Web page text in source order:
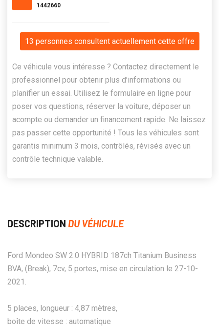
1442660
13 personnes consultent actuellement cette offre
Ce véhicule vous intéresse ? Contactez directement le
professionnel pour obtenir plus d’informations ou
planifier un essai. Utilisez le formulaire en ligne pour
poser vos questions, réserver la voiture, déposer un
acompte ou demander un financement rapide. Ne laissez
pas passer cette opportunité ! Tous les véhicules sont
garantis minimum 3 mois, contrôlés, révisés avec un
contrôle technique valable.
DESCRIPTION DU VÉHICULE
Ford Mondeo SW 2.0 HYBRID 187ch Titanium Business
BVA, (Break), 7cv, 5 portes, mise en circulation le 27-10-
2021.
5 places, longueur : 4,87 mètres,
boîte de vitesse : automatique